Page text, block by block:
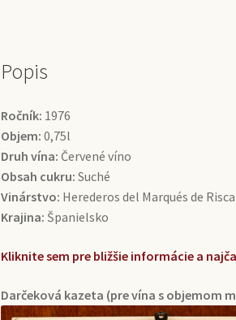
Popis
Ročník: 1976
Objem: 0,75l
Druh vína: Červené víno
Obsah cukru: Suché
Vinárstvo: Herederos del Marqués de
Krajina: Španielsko
Kliknite sem pre bližšie informácie a
Darčeková kazeta (pre vína s objemom